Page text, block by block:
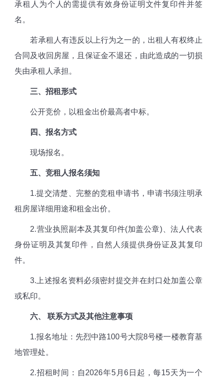
承租人为个人的需提供有效身份证明文件复印件并签
名。
若承租人有违反以上行为之一的，出租人有权终止
合同及收回房屋，且保证金不退还，由此造成的一切损
失由承租人承担。
三、招租形式
公开竞价，以租金出价最高者中标。
四、报名方式
现场报名。
五、竞租人报名须知
1.提交清楚、完整的竞租申请书，申请书须注明承
租房屋详细用途和租金出价。
2.营业执照副本及其复印件(加盖公章)、法人代表
身份证明及其复印件，自然人须提供身份证及其复印
件。
3.上述报名资料必须密封提交并在封口处加盖公章
或私印。
六、 联系方式及其他注意事项
1.报名地址：先烈中路100号大院8号楼一楼教育基
地管理处。
2.招租时间：自2026年5月6日起，每15天为一个